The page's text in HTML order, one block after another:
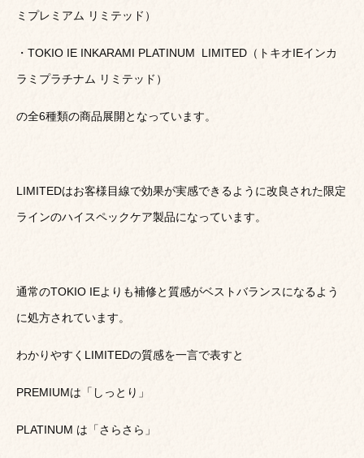
ミプレミアム リミテッド）
・TOKIO IE INKARAMI PLATINUM LIMITED（トキオIEインカ
ラミプラチナム リミテッド）
の全6種類の商品展開となっています。
LIMITEDはお客様目線で効果が実感できるように改良された限定
ラインのハイスペックケア製品になっています。
通常のTOKIO IEよりも補修と質感がベストバランスになるよう
に処方されています。
わかりやすくLIMITEDの質感を一言で表すと
PREMIUMは「しっとり」
PLATINUM は「さらさら」